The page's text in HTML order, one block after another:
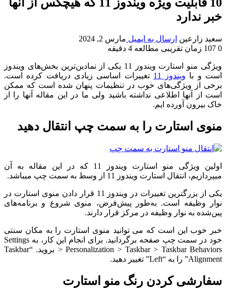
خبر ندارد
سعید زارعین ارسال به ایمیل مارس 2, 2024
0
زمان تقریبی مطالعه 4 دقیقه
ویژگی منو استارت ویندوز 11 یکی از نمادین‌ترین بخش‌های ویندوز
است و با ویندوز 11
تغییرات اساسی زیادی دریافت کرده است.
برخی از ویژگی‌های خوب در تنظیمات پنهان شده است که ممکن
است از آنها اطلاعی نداشته باشید ولی ما در این مقاله آنها را از
خاک بیرون آورده ایم.
منوی استارت را به سمت چپ انتقال دهید
اولین ویژگی منو استارت ویندوز 11 که در این مقاله به آن
میپردازیم، انتقال استارت ویندوز 11 از وسط به سمت چپ میباشد.
یکی از بزرگترین تغییرات در ویندوز 11 قرار دادن منوی استارت در
نوار وظیفه است. به‌طور پیش‌فرض، منوی شروع و برنامه‌های
پین‌شده به نوار وظیفه در مرکز قرار دارند.
خبر خوب این است که می توانید منوی استارت را به مکان سنتی
خود در سمت چپ صفحه برگردانید. برای انجام این کار، به Settings
> Personalization > Taskbar > Taskbar Behaviors بروید. “Taskbar
Alignment” را به “Left” تغییر دهید.
سفارشی کردن رنگ منو استارت